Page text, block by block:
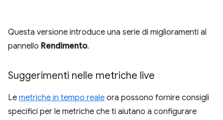
Questa versione introduce una serie di miglioramenti al
pannello Rendimento.
Suggerimenti nelle metriche live
Le metriche in tempo reale ora possono fornire consigli
specifici per le metriche che ti aiutano a configurare